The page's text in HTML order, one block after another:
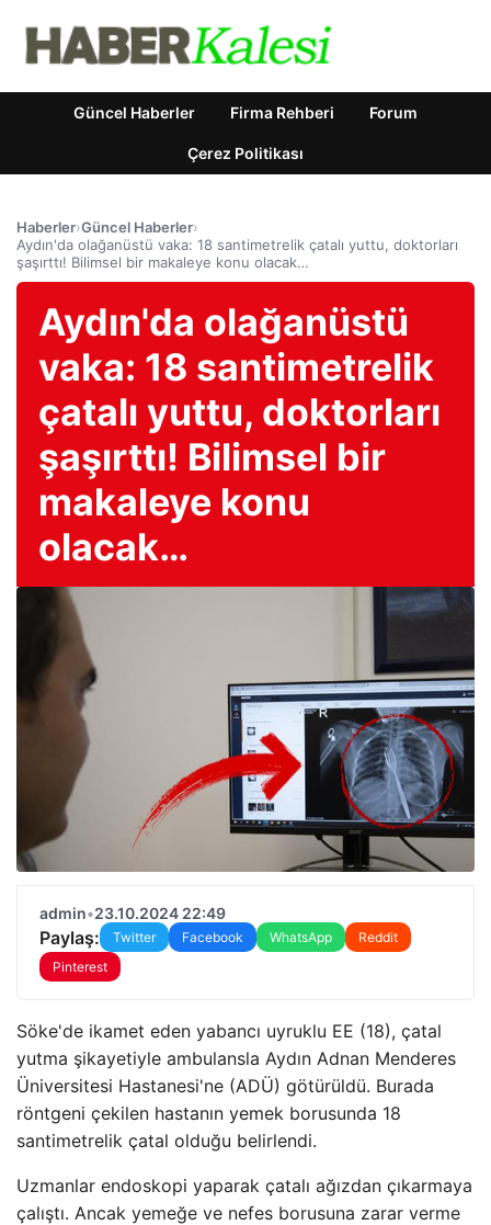
Güncel Haberler Firma Rehberi Forum
Çerez Politikası
Haberler›Güncel Haberler›
Aydın'da olağanüstü vaka: 18 santimetrelik çatalı yuttu, doktorları
şaşırttı! Bilimsel bir makaleye konu olacak…
Aydın'da olağanüstü
vaka: 18 santimetrelik
çatalı yuttu, doktorları
şaşırttı! Bilimsel bir
makaleye konu
olacak…
admin•23.10.2024 22:49
Paylaş: Twitter Facebook WhatsApp
Reddit
Pinterest
Söke'de ikamet eden yabancı uyruklu EE (18), çatal
yutma şikayetiyle ambulansla Aydın Adnan Menderes
Üniversitesi Hastanesi'ne (ADÜ) götürüldü. Burada
röntgeni çekilen hastanın yemek borusunda 18
santimetrelik çatal olduğu belirlendi.
Uzmanlar endoskopi yaparak çatalı ağızdan çıkarmaya
çalıştı. Ancak yemeğe ve nefes borusuna zarar verme